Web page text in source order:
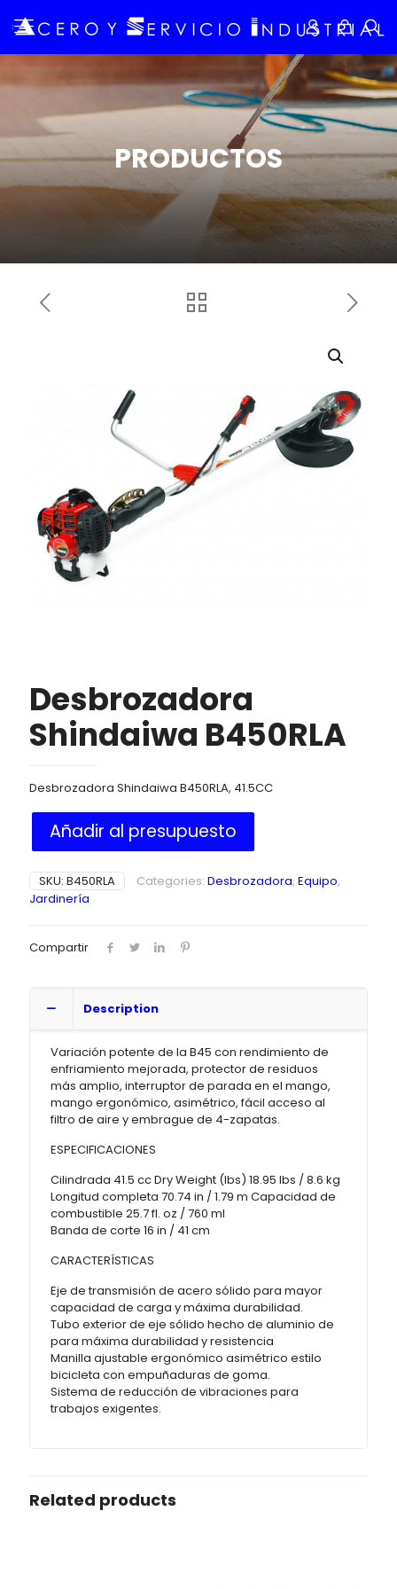
PRODUCTOS
Desbrozadora
Shindaiwa B450RLA
Desbrozadora Shindaiwa B450RLA, 41.5CC
Añadir al presupuesto
SKU: B450RLA Categories: Desbrozadora, Equipo,
Jardinería
Compartir
Description
Variación potente de la B45 con rendimiento de
enfriamiento mejorada, protector de residuos
más amplio, interruptor de parada en el mango,
mango ergonómico, asimétrico, fácil acceso al
filtro de aire y embrague de 4-zapatas.
ESPECIFICACIONES
Cilindrada 41.5 cc Dry Weight (lbs) 18.95 lbs / 8.6 kg
Longitud completa 70.74 in / 1.79 m Capacidad de
combustible 25.7 fl. oz / 760 ml
Banda de corte 16 in / 41 cm
CARACTERÍSTICAS
Eje de transmisión de acero sólido para mayor
capacidad de carga y máxima durabilidad.
Tubo exterior de eje sólido hecho de aluminio de
para máxima durabilidad y resistencia
Manilla ajustable ergonómico asimétrico estilo
bicicleta con empuñaduras de goma.
Sistema de reducción de vibraciones para
trabajos exigentes.
Related products